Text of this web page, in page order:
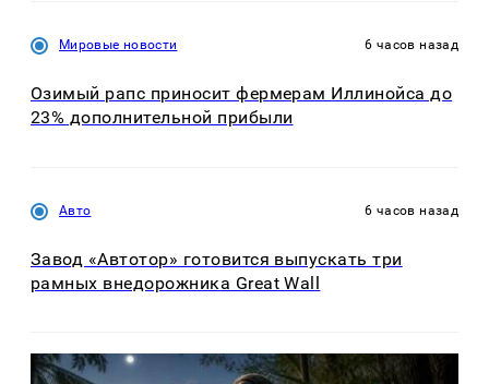
Мировые новости 6 часов назад
Озимый рапс приносит фермерам Иллинойса до
23% дополнительной прибыли
Авто 6 часов назад
Завод «Автотор» готовится выпускать три
рамных внедорожника Great Wall